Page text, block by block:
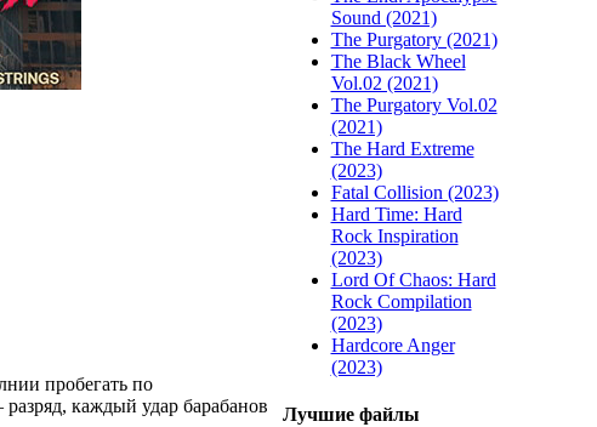
пробегать по
каждый удар барабанов
Sound (2021)
The Purgatory (2021)
The Black Wheel
Vol.02 (2021)
The Purgatory Vol.02
(2021)
The Hard Extreme
(2023)
Fatal Collision (2023)
Hard Time: Hard
Rock Inspiration
(2023)
Lord Of Chaos: Hard
Rock Compilation
(2023)
Hardcore Anger
(2023)
Лучшие файлы